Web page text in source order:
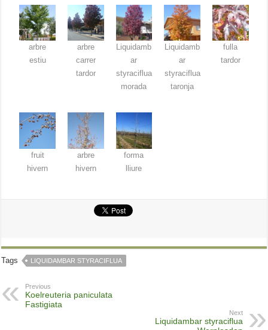
arbre
estiu
arbre
carrer
tardor
Liquidamb
ar
styraciflua
morada
Liquidamb
ar
styraciflua
taronja
fulla
tardor
fruit
hivern
arbre
hivern
forma
lliure
Tags LIQUIDAMBAR STYRACIFLUA
Previous
Koelreuteria paniculata
Fastigiata
Next
Liquidambar styraciflua